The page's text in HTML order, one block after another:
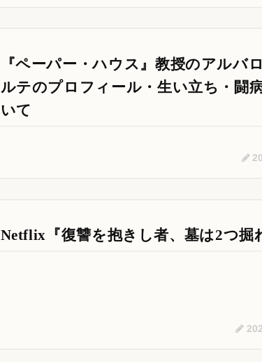
『ペーパー・ハウス』教授のアルバ
ルテのプロフィール・生い立ち・闘
いて
Netflix『復讐を抱きし者、墓は2つ掘